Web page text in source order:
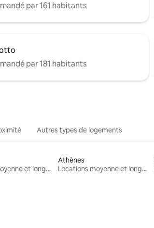
par 161 habitants
par 181 habitants
Autres types de logements
Locations moyenne et longue durée
Athènes
Locations moyenne et longue durée